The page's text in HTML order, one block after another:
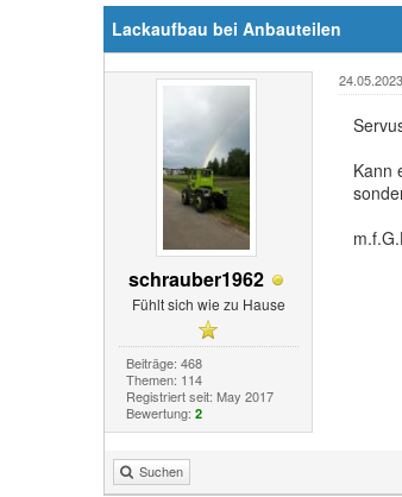
Lackaufbau bei Anbauteilen
schrauber1962
Fühlt sich wie zu Hause
Beiträge: 468
Themen: 114
Registriert seit: May 2017
Bewertung: 2
Kann
Suchen